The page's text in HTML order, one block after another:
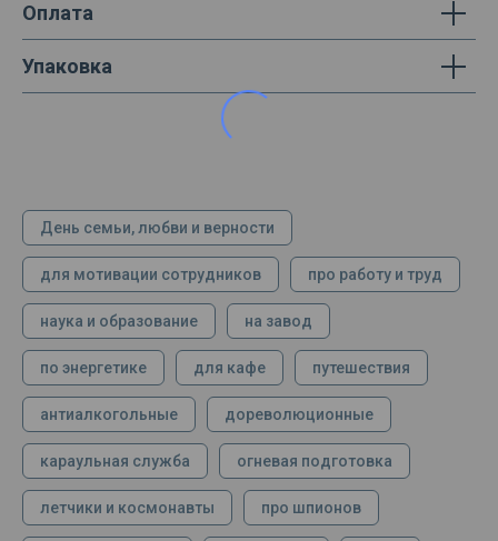
Оплата
Упаковка
День семьи, любви и верности
для мотивации сотрудников про работу и труд
наука и образование на завод
по энергетике для кафе путешествия
антиалкогольные дореволюционные
караульная служба огневая подготовка
летчики и космонавты про шпионов